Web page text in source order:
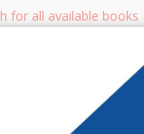
for all available books